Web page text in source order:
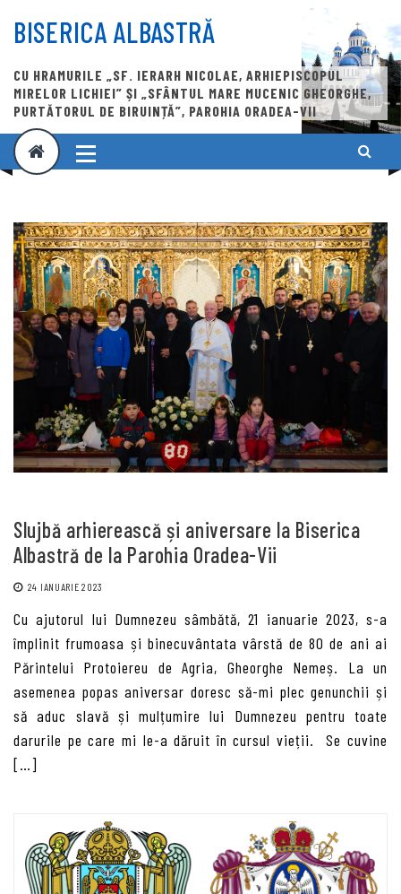
content
BISERICA ALBASTRĂ
CU HRAMURILE „SF. IERARH NICOLAE, ARHIEPISCOPUL
MIRELOR LICHIEI” ȘI „SFÂNTUL MARE MUCENIC GHEORGHE,
PURTĂTORUL DE BIRUINȚĂ”, PAROHIA ORADEA-VII
Slujbă arhierească și aniversare la Biserica
Albastră de la Parohia Oradea-Vii
24 IANUARIE 2023
Cu ajutorul lui Dumnezeu sâmbătă, 21 ianuarie 2023, s-a
împlinit frumoasa și binecuvântata vârstă de 80 de ani ai
Părintelui Protoiereu de Agria, Gheorghe Nemeș. La un
asemenea popas aniversar doresc să-mi plec genunchii și
să aduc slavă și mulțumire lui Dumnezeu pentru toate
darurile pe care mi le-a dăruit în cursul vieții. Se cuvine
[…]